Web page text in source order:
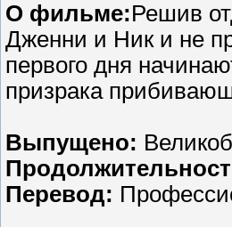
О фильме:Решив
Дженни и Ник и не
первого дня
призрака
Выпущено:
Перевод: